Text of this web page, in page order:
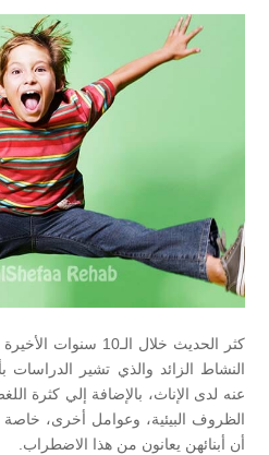
كثر الحديث خلال
عنه لدى الإناث، بالإضافة إلي كثرة
الظروف البيئية، وعوامل أخرى، خاصة
أن أبنائهن يعانون من هذا الاضطراب.